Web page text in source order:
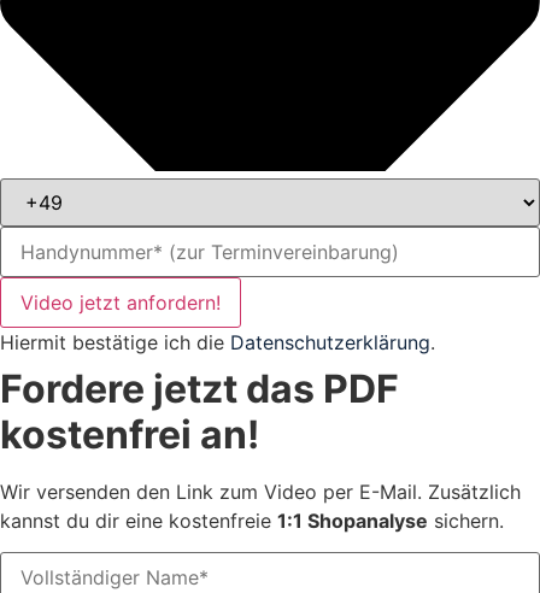
Video jetzt anfordern!
Hiermit bestätige ich die Datenschutzerklärung.
Fordere jetzt das PDF
kostenfrei an!
Wir versenden den Link zum Video per E-Mail. Zusätzlich
kannst du dir eine kostenfreie 1:1 Shopanalyse sichern.